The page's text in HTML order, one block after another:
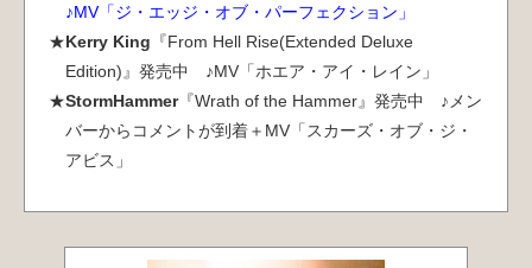
[2026.6.15] 放送決定
[2026.6.12] Tarja,Bloodhunter
発売決定 [2023.6.9] 榊原ゆい
[2026.6.5] Cyhra,A.A. Williams
♪MV「ジ・エッジ・オブ・パーフェクション」
Kerry King 『From Hell Rise(Extended Deluxe
Edition)』発売中 ♪MV「ホエア・アイ・レイン」
StormHammer『Wrath of the Hammer』発売中 ♪メン
バーからコメントが到着＋MV「スカーズ・オブ・ジ・
アビス」